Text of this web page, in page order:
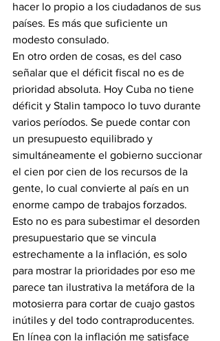
hacer lo propio a los ciudadanos de sus
países. Es más que suficiente un
modesto consulado.
En otro orden de cosas, es del caso
señalar que el déficit fiscal no es de
prioridad absoluta. Hoy Cuba no tiene
déficit y Stalin tampoco lo tuvo durante
varios períodos. Se puede contar con
un presupuesto equilibrado y
simultáneamente el gobierno succionar
el cien por cien de los recursos de la
gente, lo cual convierte al país en un
enorme campo de trabajos forzados.
Esto no es para subestimar el desorden
presupuestario que se vincula
estrechamente a la inflación, es solo
para mostrar la prioridades por eso me
parece tan ilustrativa la metáfora de la
motosierra para cortar de cuajo gastos
inútiles y del todo contraproducentes.
En línea con la inflación me satisface